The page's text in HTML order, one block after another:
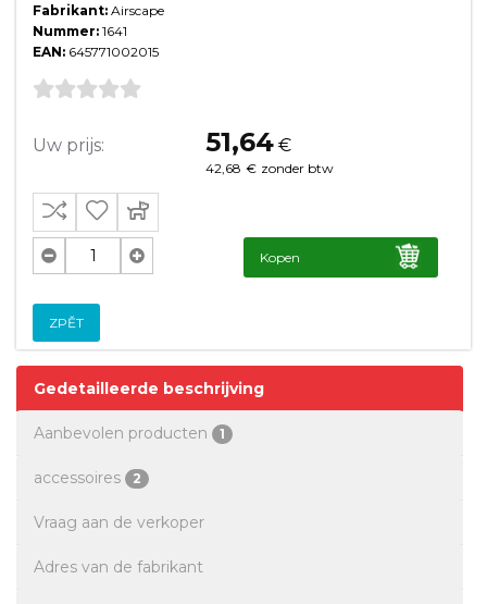
Fabrikant: Airscape
Nummer: 1641
EAN: 645771002015
Uw prijs: 51,64 €
42,68 € zonder btw
Kopen
ZPĚT
Gedetailleerde beschrijving
Aanbevolen producten 1
accessoires 2
Vraag aan de verkoper
Adres van de fabrikant